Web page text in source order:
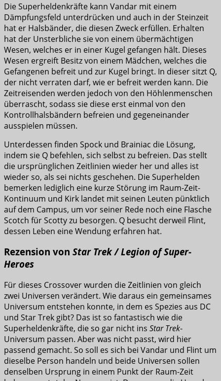
Die Superheldenkräfte kann Vandar mit einem
Dämpfungsfeld unterdrücken und auch in der Steinzeit
hat er Halsbänder, die diesen Zweck erfüllen. Erhalten
hat der Unsterbliche sie von einem übermächtigen
Wesen, welches er in einer Kugel gefangen hält. Dieses
Wesen ergreift Besitz von einem Mädchen, welches die
Gefangenen befreit und zur Kugel bringt. In dieser sitzt Q,
der nicht verraten darf, wie er befreit werden kann. Die
Zeitreisenden werden jedoch von den Höhlenmenschen
überrascht, sodass sie diese erst einmal von den
Kontrollhalsbändern befreien und gegeneinander
ausspielen müssen.
Unterdessen finden Spock und Brainiac die Lösung,
indem sie Q befehlen, sich selbst zu befreien. Das stellt
die ursprünglichen Zeitlinien wieder her und alles ist
wieder so, als sei nichts geschehen. Die Superhelden
bemerken lediglich eine kurze Störung im Raum-Zeit-
Kontinuum und Kirk landet mit seinen Leuten pünktlich
auf dem Campus, um vor seiner Rede noch eine Flasche
Scotch für Scotty zu besorgen. Q besucht derweil Flint,
dessen Leben eine Wendung erfahren hat.
Rezension von Star Trek / Legion of Super-
Heroes
Für dieses Crossover wurden die Zeitlinien von gleich
zwei Universen verändert. Wie daraus ein gemeinsames
Universum entstehen konnte, in dem es Spezies aus DC
und Star Trek gibt? Das ist so fantastisch wie die
Superheldenkräfte, die so gar nicht ins Star Trek-
Universum passen. Aber was nicht passt, wird hier
passend gemacht. So soll es sich bei Vandar und Flint um
dieselbe Person handeln und beide Universen sollen
denselben Ursprung in einem Punkt der Raum-Zeit